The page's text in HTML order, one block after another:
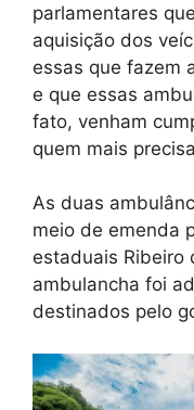
parlamentares
aquisição dos
essas que fazem
e que essas
fato, venham
quem mais
As duas
meio de emenda
estaduais Ribeiro
ambulancha foi
destinados pelo